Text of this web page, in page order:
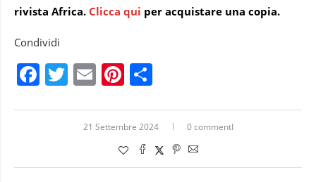
rivista Africa. Clicca qui per acquistare una copia.
Condividi
Facebook
Twitter
EmailPinterest
21 Settembre 2024 0 commentI